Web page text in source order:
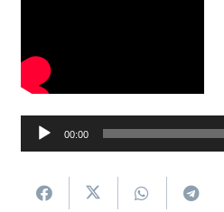
Soinu
erreproduzigailua
00:00